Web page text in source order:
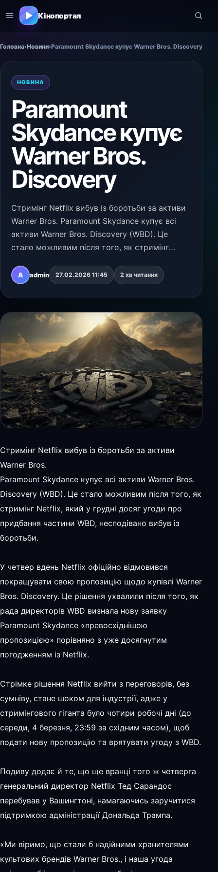
Кінопортал
Головна›Новини›Paramount Skydance купує Warner Bros. Discovery
НОВИНА
Paramount
Skydance купує
Warner Bros.
Discovery
Стримінг Netflix вибув із боротьби за активи
Warner Bros. Paramount Skydance купує всі
активи Warner Bros. Discovery (WBD). Це
стало можливим після того, як стримінг
придбання частини WBD, несподівано вибув із
боротьби. У…
A admin 27.02.2026 11:45 2 хв читання
Стримінг Netflix вибув із боротьби за активи
Warner Bros.
Paramount Skydance купує всі активи Warner Bros.
Discovery (WBD). Це стало можливим після того, як
стримінг Netflix, який у грудні досяг угоди про
придбання частини WBD, несподівано вибув із
боротьби.
У четвер вдень Netflix офіційно відмовився
покращувати свою пропозицію щодо купівлі Warner
Bros. Discovery. Це рішення ухвалили після того, як
рада директорів WBD визнала нову заявку
Paramount Skydance «превосхіднішою
пропозицією» порівняно з уже досягнутим
погодженням із Netflix.
Стрімке рішення Netflix вийти з переговорів, без
сумніву, стане шоком для індустрії, адже у
стримінгового гіганта було чотири робочі дні (до
середи, 4 березня, 23:59 за східним часом), щоб
подати нову пропозицію та врятувати угоду з WBD.
Подиву додає й те, що ще вранці того ж четверга
генеральний директор Netflix Тед Сарандос
перебував у Вашингтоні, намагаючись заручитися
підтримкою адміністрації Дональда Трампа.
«Ми віримо, що стали б надійними хранителями
культових брендів Warner Bros., і наша угода